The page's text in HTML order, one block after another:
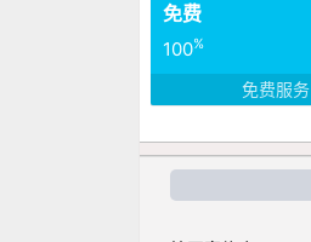
免费
100%
免费服务